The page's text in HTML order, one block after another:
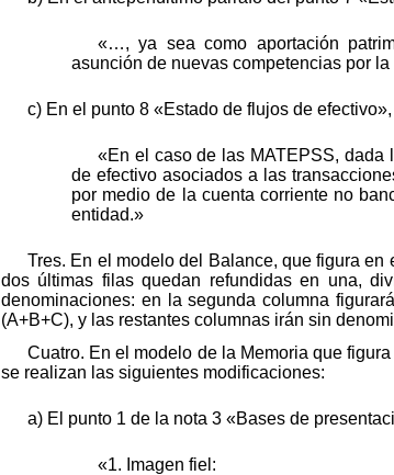
«…, ya sea como aportación
asunción de nuevas competencias por la
c) En el punto 8 «Estado de flujos de
«En el caso de las MATEPSS, dada
de efectivo asociados a las
por medio de la cuenta corriente no
entidad.»
Tres. En el modelo del Balance, que figura
dos últimas filas quedan refundidas en una,
denominaciones: en la segunda columna
(A+B+C), y las restantes columnas irán sin
Cuatro. En el modelo de la Memoria que
se realizan las siguientes modificaciones:
a) El punto 1 de la nota 3 «Bases de
«1. Imagen fiel: